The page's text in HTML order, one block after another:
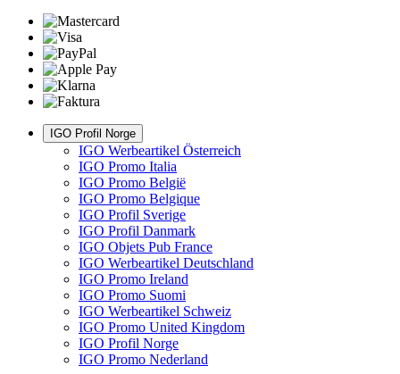
IGO Profil Norge
IGO Werbeartikel Österreich
IGO Promo Italia
IGO Promo België
IGO Promo Belgique
IGO Profil Sverige
IGO Profil Danmark
IGO Objets Pub France
IGO Werbeartikel Deutschland
IGO Promo Ireland
IGO Promo Suomi
IGO Werbeartikel Schweiz
IGO Promo United Kingdom
IGO Profil Norge
IGO Promo Nederland